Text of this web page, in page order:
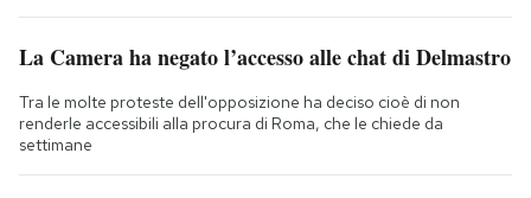
La Camera ha negato l’accesso alle chat di Delmastro
Tra le molte proteste dell'opposizione ha deciso cioè di non
renderle accessibili alla procura di Roma, che le chiede da
settimane